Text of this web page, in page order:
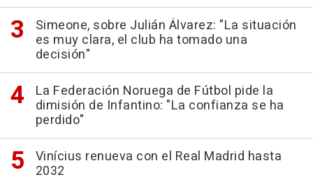
Simeone, sobre Julián Álvarez: "La situación
es muy clara, el club ha tomado una
decisión"
La Federación Noruega de Fútbol pide la
dimisión de Infantino: "La confianza se ha
perdido"
Vinícius renueva con el Real Madrid hasta
2032